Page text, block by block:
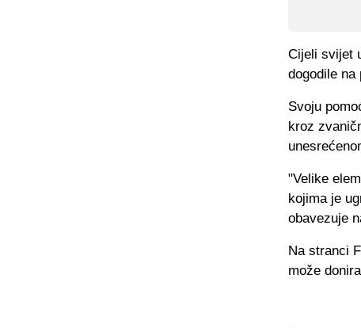
Cijeli svijet
dogodile
Svoju
kroz
"Velike
kojima je
obavezuje
Na stranci
može